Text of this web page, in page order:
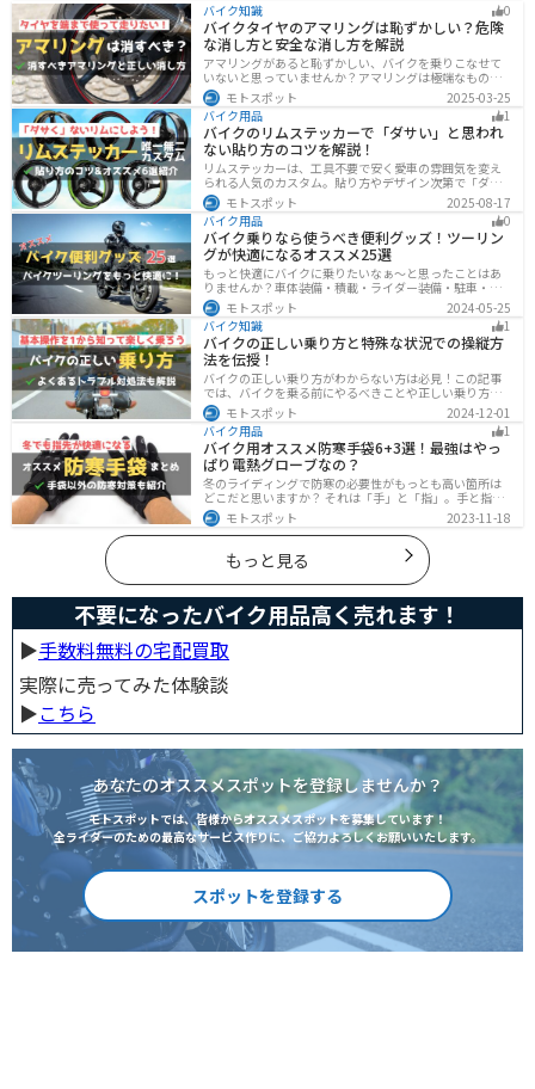
バイク知識 0
バイクタイヤのアマリングは恥ずかしい？危険
な消し方と安全な消し方を解説
アマリングがあると恥ずかしい、バイクを乗りこなせて
いないと思っていませんか？アマリングは極端なもので
なければ全く問題ありません。しかし、気になるという
方がいるのも事実です。この記事では消した方がいいア
マリングや消し方を解説します。
モトスポット
2025-03-25
バイク用品
1
バイクのリムステッカーで「ダサい」と思われ
ない貼り方のコツを解説！
リムステッカーは、工具不要で安く愛車の雰囲気を変え
られる人気のカスタム。貼り方やデザイン次第で「ダサ
い」仕上がりになることも。本記事では失敗例や選び
方、きれいに貼るコツからおすすめ商品まで詳しく紹
介。初心者でも安心して足回りをカッコよくドレスアッ
プできます。
モトスポット
2025-08-17
バイク用品
0
バイク乗りなら使うべき便利グッズ！ツーリン
グが快適になるオススメ25選
もっと快適にバイクに乗りたいなぁ〜と思ったことはあ
りませんか？車体装備・積載・ライダー装備・駐車・メ
ンテ・トラブル対応の6ジャンルで、バイクをもっと快適
にするオススメ便利グッズを紹介します！
モトスポット
2024-05-25
バイク知識
1
バイクの正しい乗り方と特殊な状況での操縦方
法を伝授！
バイクの正しい乗り方がわからない方は必見！この記事
では、バイクを乗る前にやるべきことや正しい乗り方、
トラブルと対処法を解説しています。実は、車と気をつ
ける部分はかなり異なるので注意が必要です。この記事
を読めば、安全で快適なバイクライフを送れます。
モトスポット
2024-12-01
バイク用品
1
バイク用オススメ防寒手袋6+3選！最強はやっ
ぱり電熱グローブなの？
冬のライディングで防寒の必要性がもっとも高い箇所は
どこだと思いますか？ それは「手」と「指」。手と指が
冷えてしまうと、防寒ジャケットをいくら着込んでも寒
さから逃れることはできません。そんな防寒の要となる
オススメ防寒手袋を紹介します。
モトスポット 2023-11-18
もっと見る
不要になったバイク用品高く売れます！
▶︎手数料無料の宅配買取
実際に売ってみた体験談
▶︎こちら
あなたのオススメスポットを登録しませんか？
モトスポットでは、皆様からオススメスポットを募集しています！
全ライダーのための最高なサービス作りに、ご協力よろしくお願いいたします。
スポットを登録する